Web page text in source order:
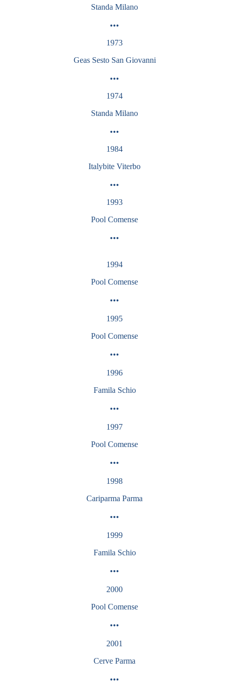
Standa Milano
•••
1973
Geas Sesto San Giovanni
•••
1974
Standa Milano
•••
1984
Italybite Viterbo
•••
1993
Pool Comense
•••
1994
Pool Comense
•••
1995
Pool Comense
•••
1996
Famila Schio
•••
1997
Pool Comense
•••
1998
Cariparma Parma
•••
1999
Famila Schio
•••
2000
Pool Comense
•••
2001
Cerve Parma
•••